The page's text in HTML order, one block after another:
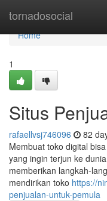
tornadosocial
Home
Home
1
Situs
rafaellvsj746096 82
Membuat toko digital
yang ingin terjun ke
memberikan langkah-
mendirikan toko https://
penjualan-untuk-pemula